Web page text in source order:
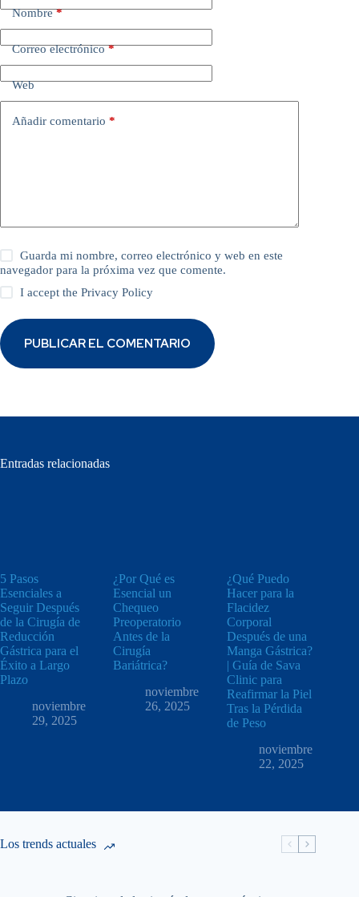
Nombre*
Correo electrónico*
Web
Añadir comentario *
Guarda mi nombre, correo electrónico y web en este
navegador para la próxima vez que comente.
I accept thePrivacy Policy
PUBLICAR EL COMENTARIO
Entradas relacionadas
5 Pasos
Esenciales a
Seguir Después
de la Cirugía de
Reducción
Gástrica para el
Éxito a Largo
Plazo
noviembre
29, 2025
¿Por Qué es
Esencial un
Chequeo
Preoperatorio
Antes de la
Cirugía
Bariátrica?
noviembre
26, 2025
¿Qué Puedo
Hacer para la
Flacidez
Corporal
Después de una
Manga Gástrica?
| Guía de Sava
Clinic para
Reafirmar la Piel
Tras la Pérdida
de Peso
noviembre
22, 2025
Los trends actuales